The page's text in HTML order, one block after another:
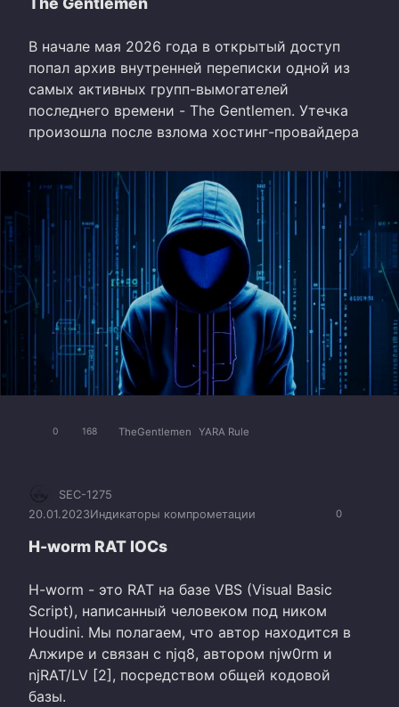
В начале мая 2026 года в открытый доступ
попал архив внутренней переписки одной из
самых активных групп-вымогателей
последнего времени - The Gentlemen. Утечка
произошла после взлома хостинг-провайдера
0 168 TheGentlemen YARA Rule
0
SEC-1275
20.01.2023Индикаторы компрометации
H-worm RAT IOCs
H-worm - это RAT на базе VBS (Visual Basic
Script), написанный человеком под ником
Houdini. Мы полагаем, что автор находится в
Алжире и связан с njq8, автором njw0rm и
njRAT/LV [2], посредством общей кодовой
базы.